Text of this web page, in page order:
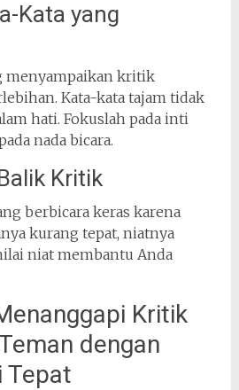
Kata yang
menyampaikan kritik
Kata-kata tajam tidak
hati. Fokuslah pada inti
nada bicara.
Kritik
berbicara keras karena
kurang tepat, niatnya
niat membantu Anda
Kritik
dengan
Tepat